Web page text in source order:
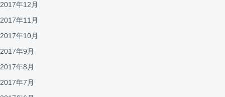
2017年12月
2017年11月
2017年10月
2017年9月
2017年8月
2017年7月